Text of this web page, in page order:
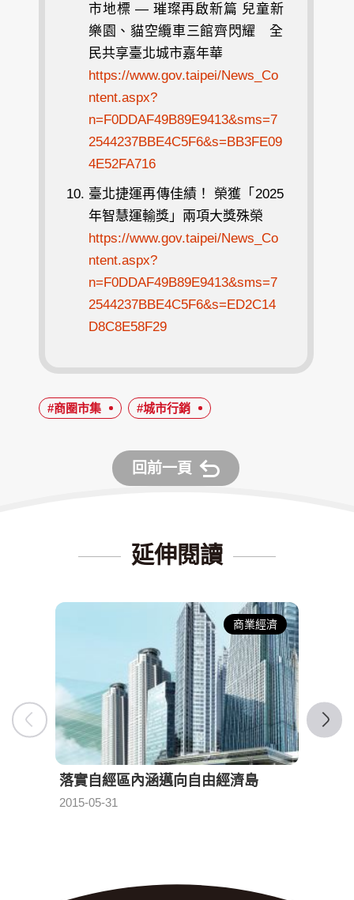
市地標 — 璀璨再啟新篇 兒童新
樂園、貓空纜車三館齊閃耀 全
民共享臺北城市嘉年華
https://www.gov.taipei/News_Co
ntent.aspx?
n=F0DDAF49B89E9413&sms=7
2544237BBE4C5F6&s=BB3FE09
4E52FA716
臺北捷運再傳佳績！ 榮獲「2025
年智慧運輸獎」兩項大獎殊榮
https://www.gov.taipei/News_Co
ntent.aspx?
n=F0DDAF49B89E9413&sms=7
2544237BBE4C5F6&s=ED2C14
D8C8E58F29
#商圈市集 #城市行銷
回前一頁
延伸閱讀
商業經濟
落實自經區內涵邁向自由經濟島
2015-05-31